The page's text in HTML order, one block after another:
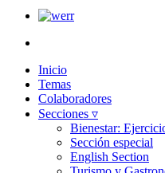
Inicio
Temas
Colaboradores
Secciones ▿
Bienestar:
Sección especial
English Section